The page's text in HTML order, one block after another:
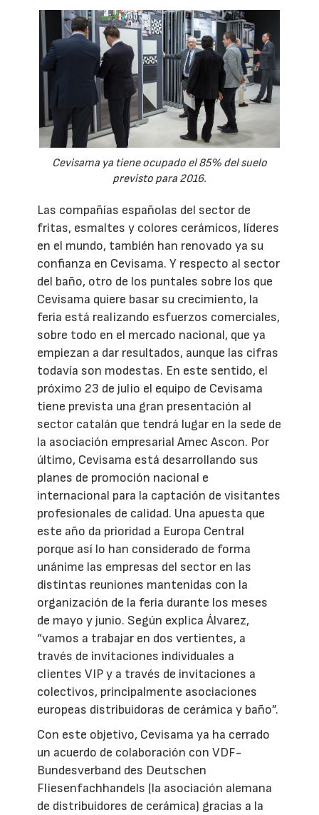
Cevisama ya tiene ocupado el 85% del suelo
previsto para 2016.
Las compañías españolas del sector de
fritas, esmaltes y colores cerámicos, líderes
en el mundo, también han renovado ya su
confianza en Cevisama. Y respecto al sector
del baño, otro de los puntales sobre los que
Cevisama quiere basar su crecimiento, la
feria está realizando esfuerzos comerciales,
sobre todo en el mercado nacional, que ya
empiezan a dar resultados, aunque las cifras
todavía son modestas. En este sentido, el
próximo 23 de julio el equipo de Cevisama
tiene prevista una gran presentación al
sector catalán que tendrá lugar en la sede de
la asociación empresarial Amec Ascon. Por
último, Cevisama está desarrollando sus
planes de promoción nacional e
internacional para la captación de visitantes
profesionales de calidad. Una apuesta que
este año da prioridad a Europa Central
porque así lo han considerado de forma
unánime las empresas del sector en las
distintas reuniones mantenidas con la
organización de la feria durante los meses
de mayo y junio. Según explica Álvarez,
“vamos a trabajar en dos vertientes, a
través de invitaciones individuales a
clientes VIP y a través de invitaciones a
colectivos, principalmente asociaciones
europeas distribuidoras de cerámica y baño”.
Con este objetivo, Cevisama ya ha cerrado
un acuerdo de colaboración con VDF-
Bundesverband des Deutschen
Fliesenfachhandels (la asociación alemana
de distribuidores de cerámica) gracias a la